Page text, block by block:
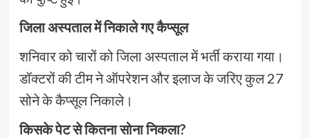
जिला अस्पताल में निकाले गए कैप्सूल
शनिवार को चारों को जिला अस्पताल में भर्ती कराया गया।
डॉक्टरों की टीम ने ऑपरेशन और इलाज के जरिए कुल 27
सोने के कैप्सूल निकाले।
किसके पेट से कितना सोना निकला?